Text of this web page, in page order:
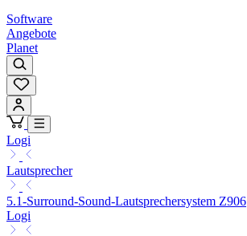
Software
Angebote
Planet
Logi
Lautsprecher
5.1-Surround-Sound-Lautsprechersystem Z906
Logi